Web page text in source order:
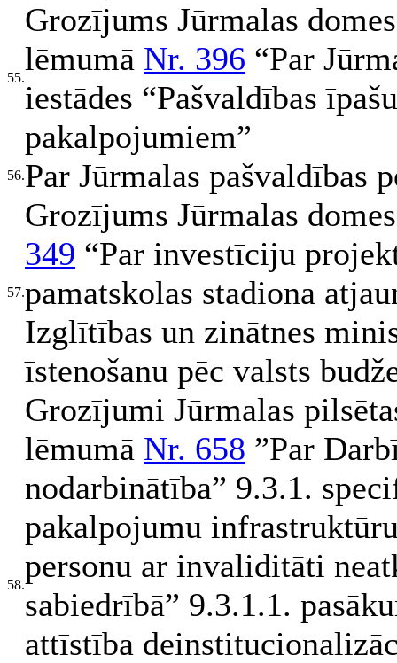
55.
Grozījums Jūrmalas
lēmumā Nr. 396 “Par
iestādes “Pašvaldības
pakalpojumiem”
56.Par Jūrmalas pašvaldības
57.
Grozījums Jūrmalas
349 “Par investīciju
pamatskolas stadiona
Izglītības un zinātnes
īstenošanu pēc valsts
58.
Grozījumi Jūrmalas
lēmumā Nr. 658 ”Par
nodarbinātība” 9.3.1.
pakalpojumu
personu ar invaliditāti
sabiedrībā” 9.3.1.1.
attīstība